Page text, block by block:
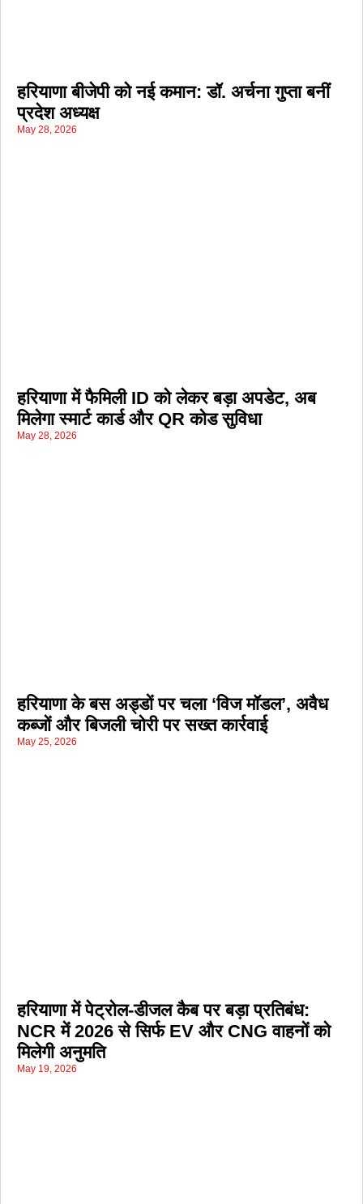
हरियाणा बीजेपी को नई कमान: डॉ. अर्चना गुप्ता बनीं
प्रदेश अध्यक्ष
May 28, 2026
हरियाणा में फैमिली ID को लेकर बड़ा अपडेट, अब
मिलेगा स्मार्ट कार्ड और QR कोड सुविधा
May 28, 2026
हरियाणा के बस अड्डों पर चला ‘विज मॉडल’, अवैध
कब्जों और बिजली चोरी पर सख्त कार्रवाई
May 25, 2026
हरियाणा में पेट्रोल-डीजल कैब पर बड़ा प्रतिबंध:
NCR में 2026 से सिर्फ EV और CNG वाहनों को
मिलेगी अनुमति
May 19, 2026